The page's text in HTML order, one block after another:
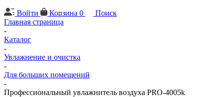
Войти Корзина 0
Поиск
Главная страница
-
Каталог
-
Увлажнение и очистка
-
Для больших помещений
-
Профессиональный увлажнитель воздуха PRO-4005k